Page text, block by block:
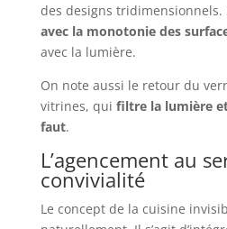
des designs tridimensionnels.
avec la monotonie des
avec la lumière.
On note aussi le retour du
vitrines, qui filtre la lumière
faut.
L’agencement au
convivialité
Le concept de la cuisine